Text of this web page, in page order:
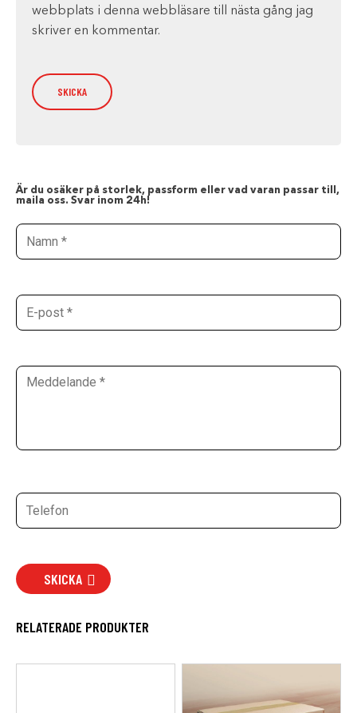
webbplats i denna webbläsare till nästa gång jag
skriver en kommentar.
Är du osäker på storlek, passform eller vad varan passar till,
maila oss. Svar inom 24h!
SKICKA
RELATERADE PRODUKTER